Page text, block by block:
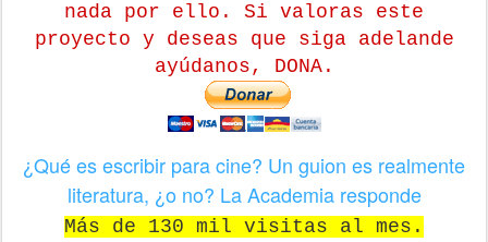
nada por ello. Si valoras este
proyecto y deseas que siga adelande
ayúdanos, DONA.
¿Qué es escribir para cine? Un guion es realmente
literatura, ¿o no? La Academia responde
Más de 130 mil visitas al mes.